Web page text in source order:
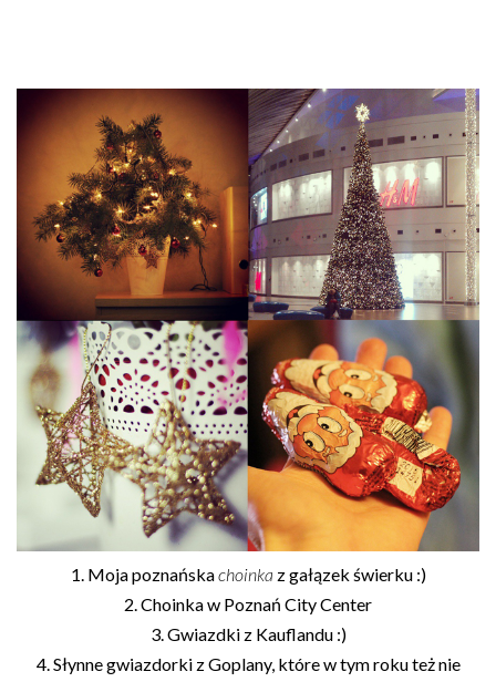
1. Moja poznańskachoinka z gałązek świerku :)
2. Choinka w Poznań City Center
3. Gwiazdki z Kauflandu :)
4. Słynne gwiazdorki z Goplany, które w tym roku też nie